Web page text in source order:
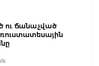
ու ճանաչված